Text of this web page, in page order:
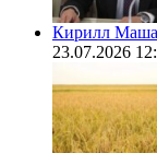
Кирилл
23.07.2026